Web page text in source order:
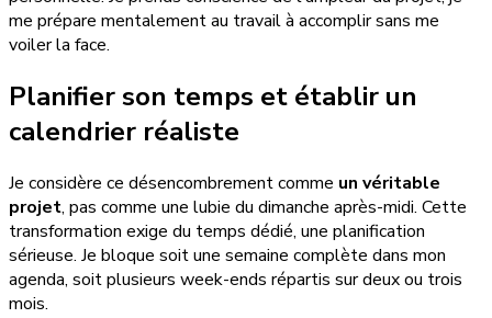
me prépare mentalement au travail à accomplir sans me
voiler la face.
Planifier son temps et établir un
calendrier réaliste
Je considère ce désencombrement comme un véritable
projet, pas comme une lubie du dimanche après-midi. Cette
transformation exige du temps dédié, une planification
sérieuse. Je bloque soit une semaine complète dans mon
agenda, soit plusieurs week-ends répartis sur deux ou trois
mois.